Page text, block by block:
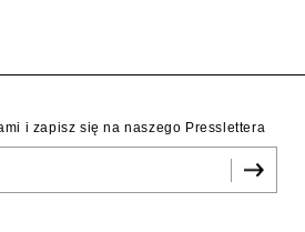
i zapisz się na naszego Presslettera